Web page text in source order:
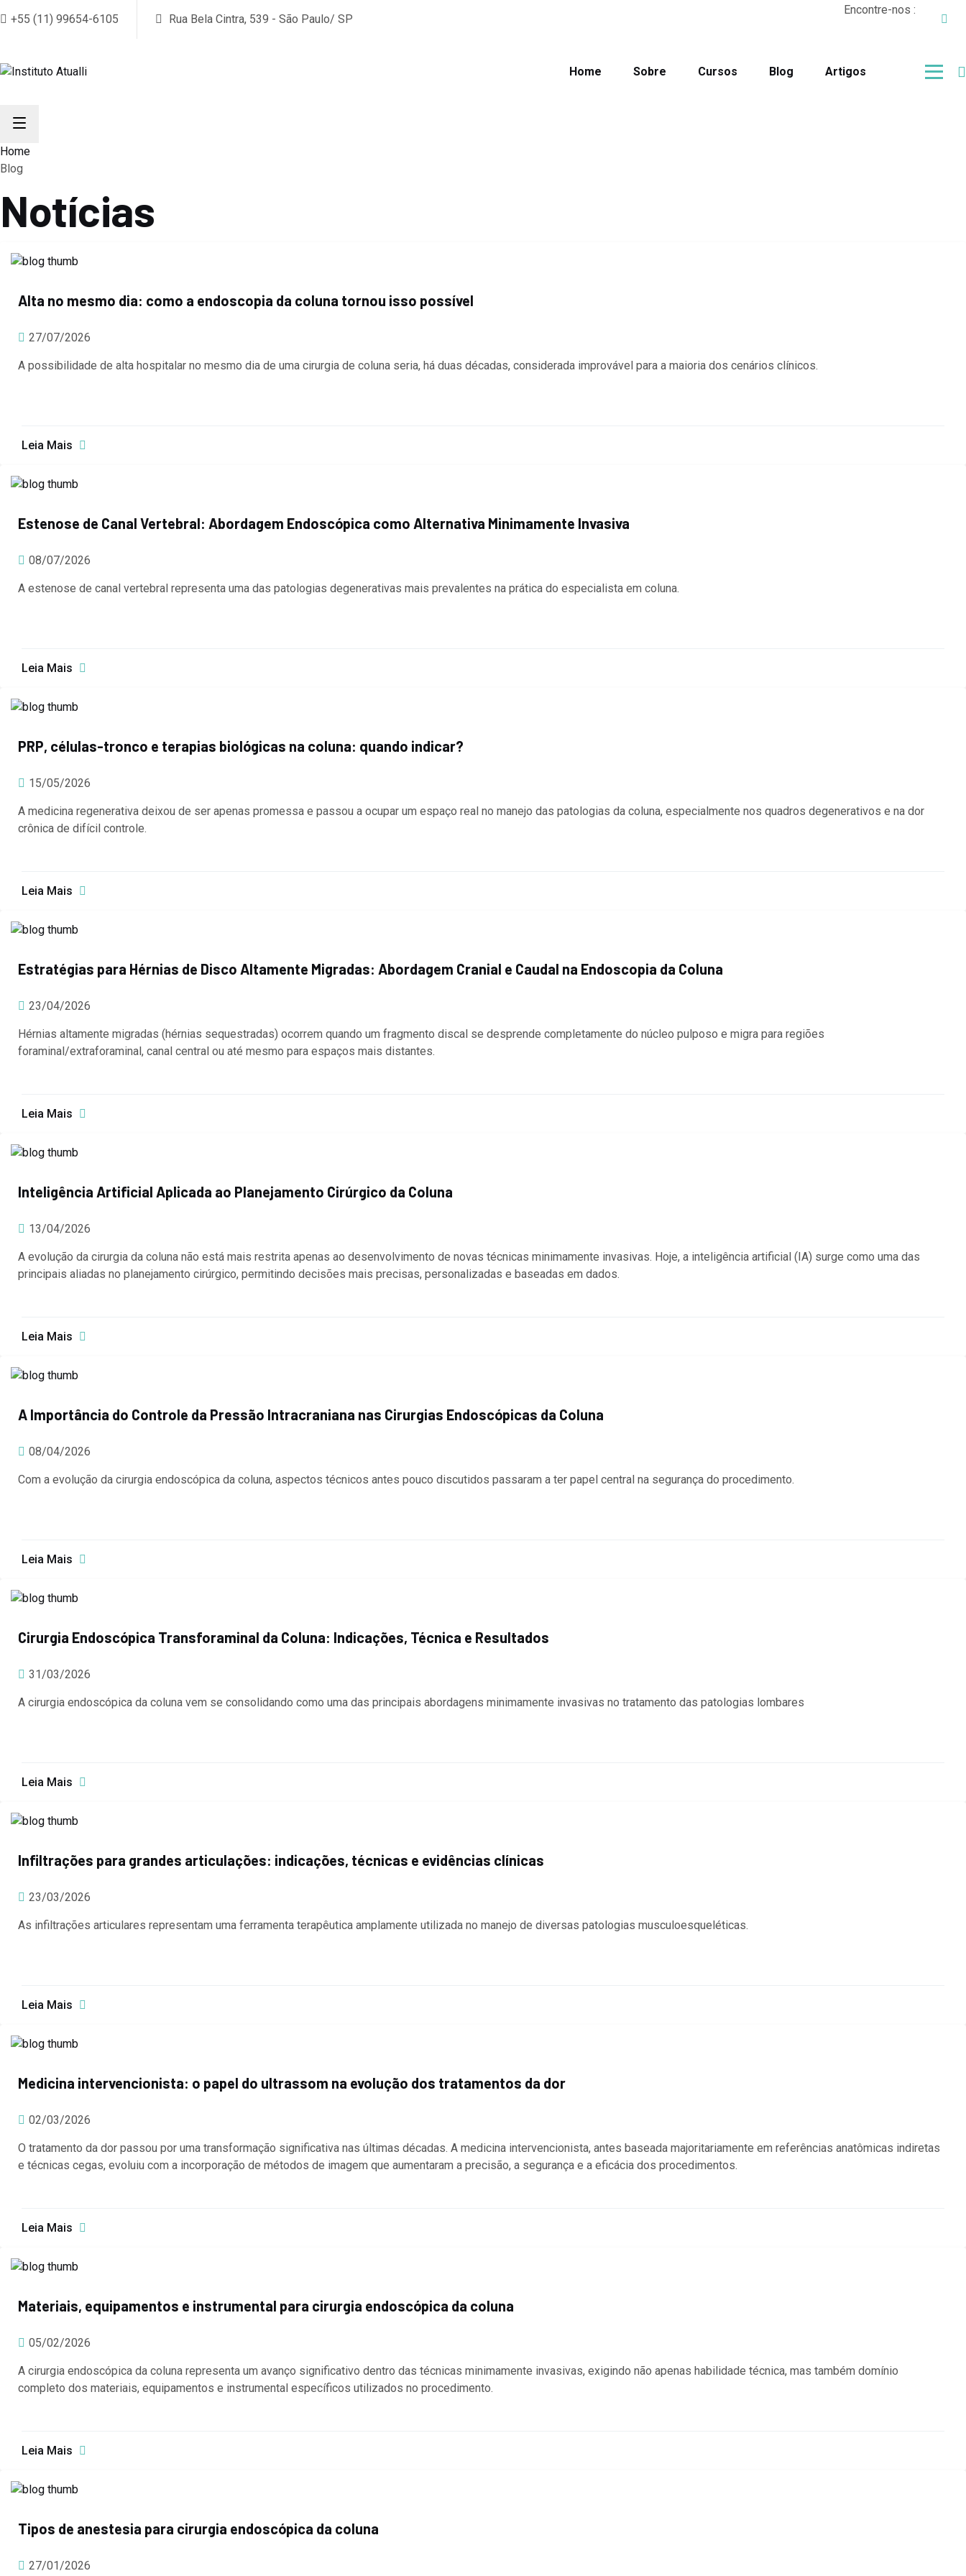
+55 (11) 99654-6105 Rua Bela Cintra, 539 - São Paulo/ SP
Encontre-nos :
Home Sobre Cursos Blog Artigos
Home
Blog
Notícias
Alta no mesmo dia: como a endoscopia da coluna tornou isso possível
27/07/2026
A possibilidade de alta hospitalar no mesmo dia de uma cirurgia de coluna seria, há duas décadas, considerada improvável para a maioria dos cenários clínicos.
Leia Mais
Estenose de Canal Vertebral: Abordagem Endoscópica como Alternativa Minimamente Invasiva
08/07/2026
A estenose de canal vertebral representa uma das patologias degenerativas mais prevalentes na prática do especialista em coluna.
Leia Mais
PRP, células-tronco e terapias biológicas na coluna: quando indicar?
15/05/2026
A medicina regenerativa deixou de ser apenas promessa e passou a ocupar um espaço real no manejo das patologias da coluna, especialmente nos quadros degenerativos e na dor
crônica de difícil controle.
Leia Mais
Estratégias para Hérnias de Disco Altamente Migradas: Abordagem Cranial e Caudal na Endoscopia da Coluna
23/04/2026
Hérnias altamente migradas (hérnias sequestradas) ocorrem quando um fragmento discal se desprende completamente do núcleo pulposo e migra para regiões
foraminal/extraforaminal, canal central ou até mesmo para espaços mais distantes.
Leia Mais
Inteligência Artificial Aplicada ao Planejamento Cirúrgico da Coluna
13/04/2026
A evolução da cirurgia da coluna não está mais restrita apenas ao desenvolvimento de novas técnicas minimamente invasivas. Hoje, a inteligência artificial (IA) surge como uma das
principais aliadas no planejamento cirúrgico, permitindo decisões mais precisas, personalizadas e baseadas em dados.
Leia Mais
A Importância do Controle da Pressão Intracraniana nas Cirurgias Endoscópicas da Coluna
08/04/2026
Com a evolução da cirurgia endoscópica da coluna, aspectos técnicos antes pouco discutidos passaram a ter papel central na segurança do procedimento.
Leia Mais
Cirurgia Endoscópica Transforaminal da Coluna: Indicações, Técnica e Resultados
31/03/2026
A cirurgia endoscópica da coluna vem se consolidando como uma das principais abordagens minimamente invasivas no tratamento das patologias lombares
Leia Mais
Infiltrações para grandes articulações: indicações, técnicas e evidências clínicas
23/03/2026
As infiltrações articulares representam uma ferramenta terapêutica amplamente utilizada no manejo de diversas patologias musculoesqueléticas.
Leia Mais
Medicina intervencionista: o papel do ultrassom na evolução dos tratamentos da dor
02/03/2026
O tratamento da dor passou por uma transformação significativa nas últimas décadas. A medicina intervencionista, antes baseada majoritariamente em referências anatômicas indiretas
e técnicas cegas, evoluiu com a incorporação de métodos de imagem que aumentaram a precisão, a segurança e a eficácia dos procedimentos.
Leia Mais
Materiais, equipamentos e instrumental para cirurgia endoscópica da coluna
05/02/2026
A cirurgia endoscópica da coluna representa um avanço significativo dentro das técnicas minimamente invasivas, exigindo não apenas habilidade técnica, mas também domínio
completo dos materiais, equipamentos e instrumental específicos utilizados no procedimento.
Leia Mais
Tipos de anestesia para cirurgia endoscópica da coluna
27/01/2026